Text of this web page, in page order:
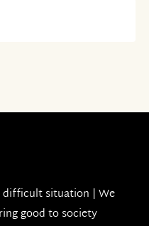
difficult situation | We
good to society